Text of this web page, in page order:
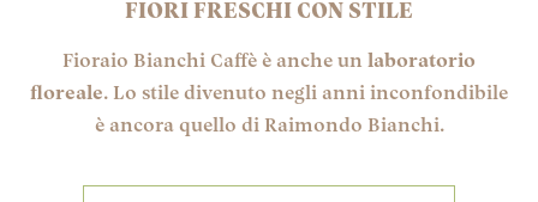
FIORI FRESCHI CON STILE
Fioraio Bianchi Caffè è anche un laboratorio
floreale. Lo stile divenuto negli anni inconfondibile
è ancora quello di Raimondo Bianchi.